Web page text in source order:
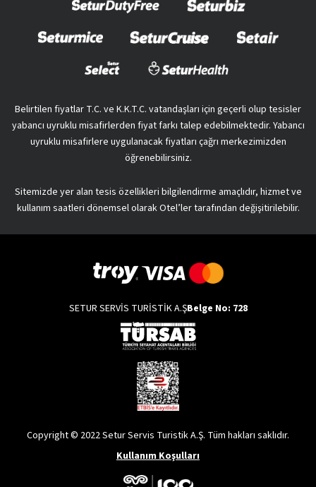
Belirtilen fiyatlar T.C. ve K.K.T.C. vatandaşları için geçerli olup tesisler
yabancı uyruklu misafirlerden fiyat farkı talep edebilmektedir. Yabancı
uyruklu misafirlere uygulanacak fiyatları çağrı merkezimizden
öğrenebilirsiniz.
Sitemizde yer alan tesis özellikleri bilgilendirme amaçlıdır, hizmet ve
kullanım saatleri dönemsel olarak Otel’ler tarafından değişitirilebilir.
SETUR SERVİS TURİSTİK A.ŞBelge No: 728
Copyright © 2022 Setur Servis Turistik A.Ş. Tüm hakları saklıdır.
Kullanım Koşulları